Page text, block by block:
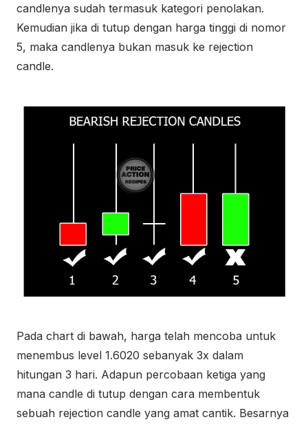
candlenya sudah termasuk kategori penolakan.
Kemudian jika di tutup dengan harga tinggi di nomor
5, maka candlenya bukan masuk ke rejection
candle.
Pada chart di bawah, harga telah mencoba untuk
menembus level 1.6020 sebanyak 3x dalam
hitungan 3 hari. Adapun percobaan ketiga yang
mana candle di tutup dengan cara membentuk
sebuah rejection candle yang amat cantik. Besarnya